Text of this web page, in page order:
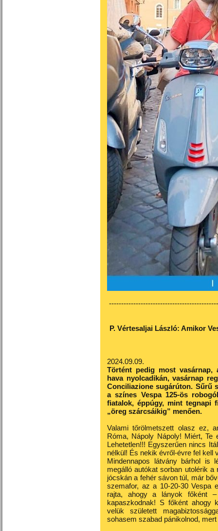
P. Vértesaljai László: Amikor
2024.09.09.
Történt pedig most vasárnap,
hava nyolcadikán, vasárnap
Conciliazione sugárúton. Sűrű
a színes Vespa 125-ös
fiatalok, éppúgy, mint tegnapi
„öreg szárcsáikig” menően.
Valami tőrölmetszett olasz ez,
Róma, Nápoly Nápoly! Miért, Te
Lehetetlen!!! Egyszerűen nincs
nélkül! És nekik évről-évre fel kell
Mindennapos látvány bárhol is
megálló autókat sorban utolérik
jócskán a fehér sávon túl, már
szemafor, az a 10-20-30 Vespa
rajta, ahogy a lányok főként
kapaszkodnak! S főként ahogy
velük született
sohasem szabad pánikolnod,